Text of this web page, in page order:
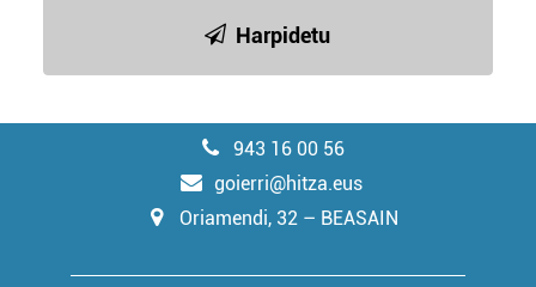
Harpidetu
943 16 00 56
goierri@hitza.eus
Oriamendi, 32 – BEASAIN